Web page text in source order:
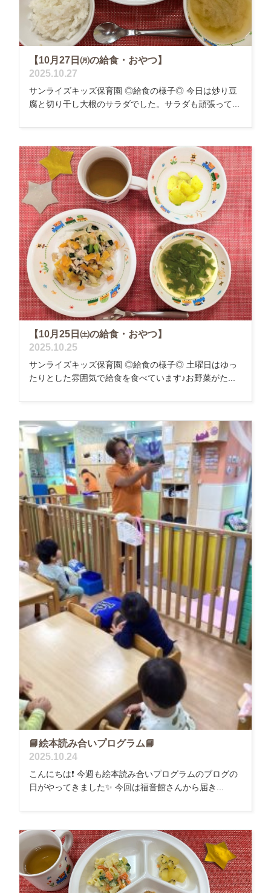
【10月27日㈪の給食・おやつ】
2025.10.27
サンライズキッズ保育園 ◎給食の様子◎ 今日は炒り豆
腐と切り干し大根のサラダでした。サラダも頑張って...
【10月25日㈯の給食・おやつ】
2025.10.25
サンライズキッズ保育園 ◎給食の様子◎ 土曜日はゆっ
たりとした雰囲気で給食を食べています♪お野菜がた...
📘絵本読み合いプログラム📘
2025.10.24
こんにちは❗️ 今週も絵本読み合いプログラムのブログの
日がやってきました✨ 今回は福音館さんから届き...